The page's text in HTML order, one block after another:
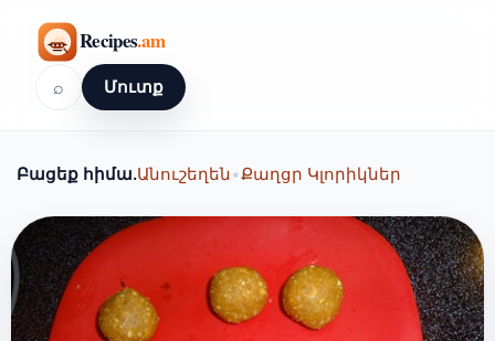
⌕ Մուտք
Բացեք հիմա.Անուշեղեն•Քաղցր Կլորիկներ